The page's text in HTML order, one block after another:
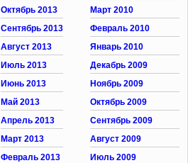
Октябрь 2013
Сентябрь 2013
Август 2013
Июль 2013
Июнь 2013
Май 2013
Апрель 2013
Март 2013
Февраль 2013
Март 2010
Февраль 2010
Январь 2010
Декабрь 2009
Ноябрь 2009
Октябрь 2009
Сентябрь 2009
Август 2009
Июль 2009